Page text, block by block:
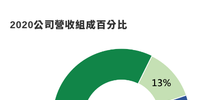
2020公司營收組成百分比